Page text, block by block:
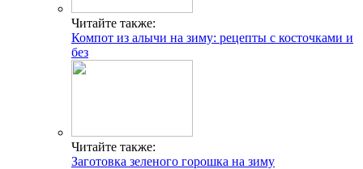
Читайте также:
Компот из алычи на зиму: рецепты с косточками и
без
Читайте также:
Заготовка зеленого горошка на зиму